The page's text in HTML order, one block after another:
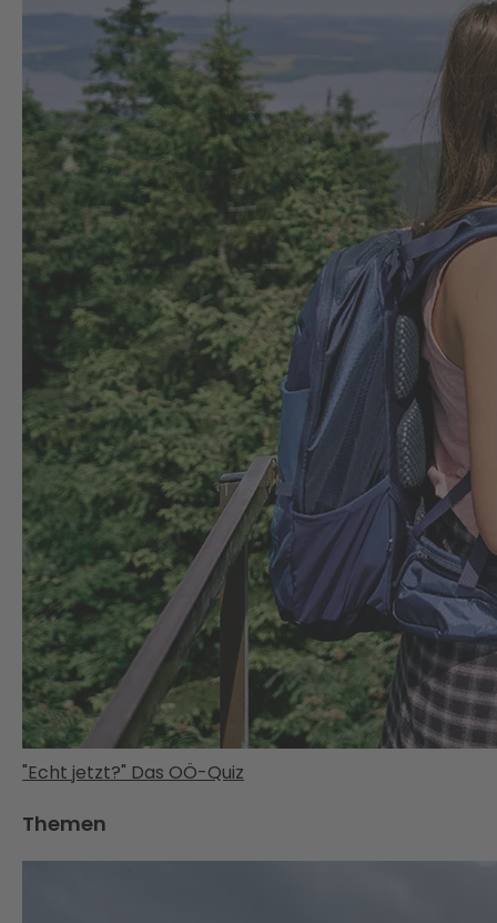
"Echt jetzt?" Das OÖ-Quiz
Themen